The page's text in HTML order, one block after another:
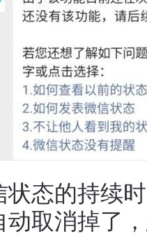
状态的持续
动取消掉了